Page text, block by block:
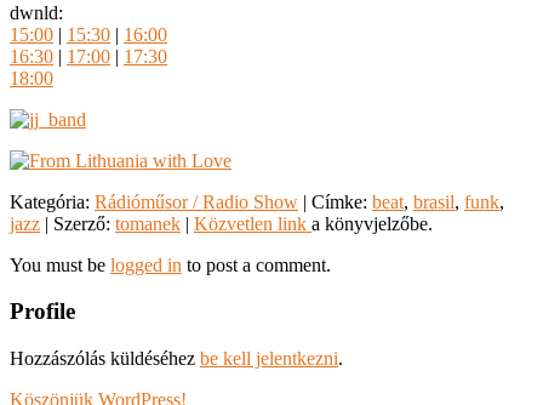
dwnld:
15:00 | 15:30 | 16:00
16:30 | 17:00 | 17:30
18:00
Kategória: Rádióműsor / Radio Show | Címke: beat, brasil, funk,
jazz | Szerző: tomanek | Közvetlen link a könyvjelzőbe.
You must be logged in to post a comment.
Profile
Hozzászólás küldéséhez be kell jelentkezni.
Köszönjük WordPress!